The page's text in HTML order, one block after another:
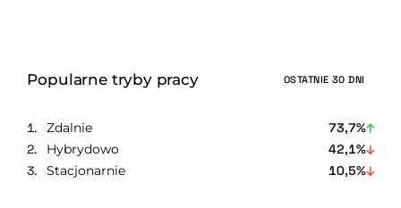
Popularne tryby pracy OSTATNIE 30 DNI
Zdalnie
73,7%
Hybrydowo
42,1%
Stacjonarnie
10,5%